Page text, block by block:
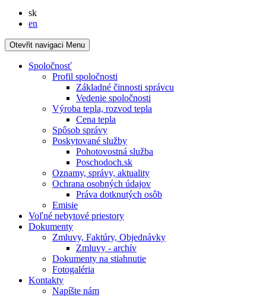
skSlovensky
en
Otevřit navigaci Menu
Spoločnosť
Profil spoločnosti
Základné činnosti správcu
Vedenie spoločnosti
Výroba tepla, rozvod tepla
Cena tepla
Spôsob správy
Poskytované služby
Pohotovostná služba
Poschodoch.sk
Oznamy, správy, aktuality
Ochrana osobných údajov
Práva dotknutých osôb
Emisie
Voľné nebytové priestory
Dokumenty
Zmluvy, Faktúry, Objednávky
Zmluvy - archív
Dokumenty na stiahnutie
Fotogaléria
Kontakty
Napíšte nám